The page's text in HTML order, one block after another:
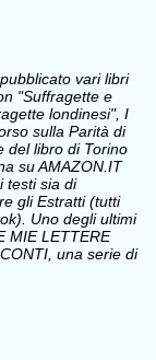
vari libri
"Suffragette e
londinesi", I
sulla Parità di
del libro di Torino
su AMAZON.IT
testi sia di
gli Estratti (tutti
Uno degli ultimi
MIE LETTERE
una serie di